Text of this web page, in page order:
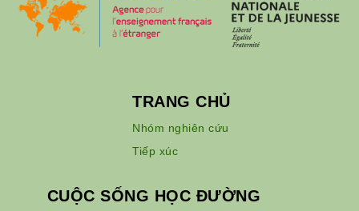
TRANG CHỦ
Nhóm nghiên cứu
Tiếp xúc
CUỘC SỐNG HỌC ĐƯỜNG